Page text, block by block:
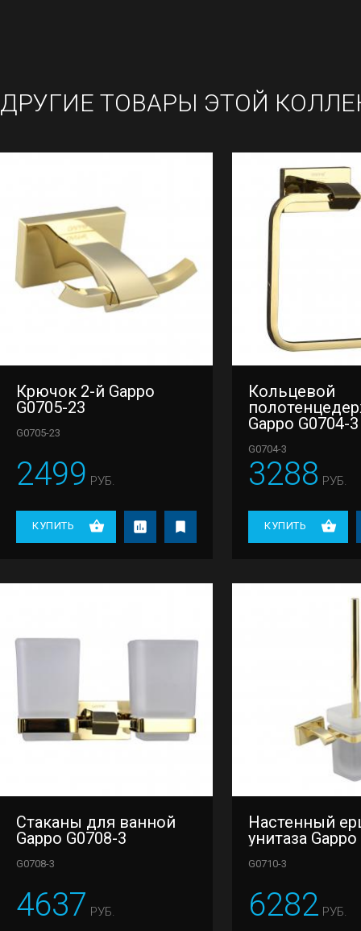
ДРУГИЕ ТОВАРЫ ЭТОЙ
Крючок 2-й Gappo
G0705-23
G0705-23
2499 РУБ.
КУПИТЬ
Кольцевой
Gappo G0704-3
G0704-3
3288 РУБ.
КУПИТЬ
Стаканы для ванной
Gappo G0708-3
G0708-3
4637 РУБ.
Настенный
унитаза
G0710-3
6282 РУБ.